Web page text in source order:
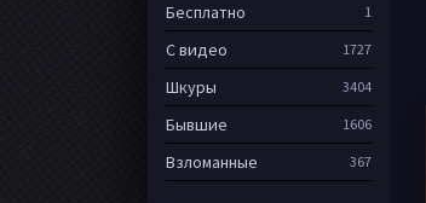
Бесплатно
1
С видео 1727
Шкуры 3404
Бывшие 1606
Взломанные 367